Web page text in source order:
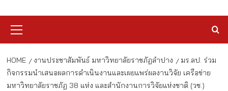
Menu
HOME งานประชาสัมพันธ์ มหาวิทยาลัยราชภัฏลำปาง
มร.ลป. ร่วม
กิจกรรมนำเสนอผลการดำเนินงานและเผยแพร่ผลงานวิจัย เครือข่าย
มหาวิทยาลัยราชภัฏ 38 แห่ง และสำนักงานการวิจัยแห่งชาติ (วช.)